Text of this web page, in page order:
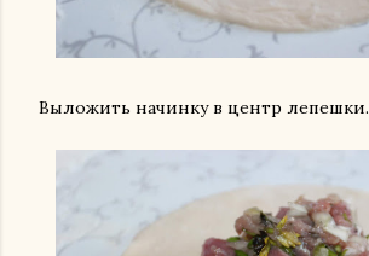
Выложить начинку в центр лепешки.